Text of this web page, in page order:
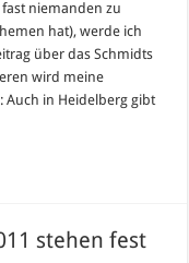
niemanden zu
hat), werde ich
über das Schmidts
wird meine
Auch in Heidelberg gibt
stehen fest